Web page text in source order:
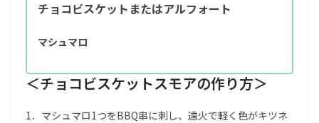
チョコビスケットまたはアルフォート
マシュマロ
＜チョコビスケットスモアの作り方＞
1．マシュマロ1つをBBQ串に刺し、遠火で軽く色がキツネ